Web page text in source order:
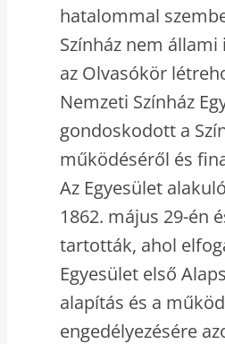
hatalommal
Színház nem
az Olvasókör
Nemzeti Színház
gondoskodott a
működéséről és
Az Egyesület
1862. május 29-én
tartották, ahol
Egyesület első
alapítás és a
engedélyezésére